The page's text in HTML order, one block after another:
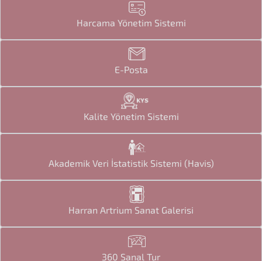
Harcama Yönetim Sistemi
E-Posta
Kalite Yönetim Sistemi
Akademik Veri İstatistik Sistemi (Havis)
Harran Artrium Sanat Galerisi
360 Sanal Tur